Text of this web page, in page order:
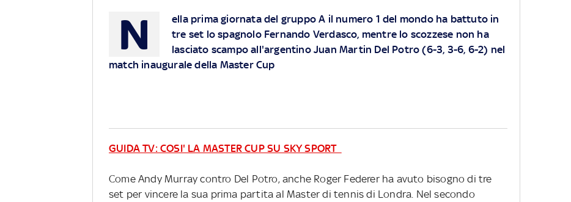
N
ella prima giornata del gruppo A il numero 1 del mondo ha battuto in
tre set lo spagnolo Fernando Verdasco, mentre lo scozzese non ha
lasciato scampo all'argentino Juan Martin Del Potro (6-3, 3-6, 6-2) nel
match inaugurale della Master Cup
GUIDA TV: COSI' LA MASTER CUP SU SKY SPORT
Come Andy Murray contro Del Potro, anche Roger Federer ha avuto bisogno di tre
set per vincere la sua prima partita al Master di tennis di Londra. Nel secondo